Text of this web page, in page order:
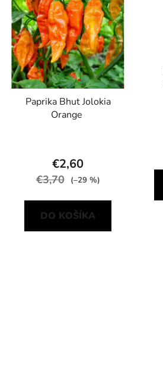
Paprika Bhut Jolokia
Orange
€2,60
€3,70 (–29 %)
DO KOŠÍKA